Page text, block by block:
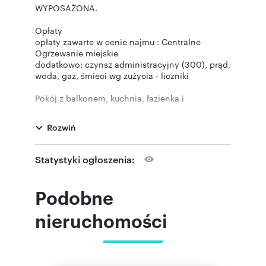
WYPOSAŻONA.
Opłaty
opłaty zawarte w cenie najmu : Centralne
Ogrzewanie miejskie
dodatkowo: czynsz administracyjny (300), prąd,
woda, gaz, śmieci wg zużycia - liczniki
Pokój z balkonem, kuchnia, łazienka i
Ogrzewanie miejskie w cenie najmu.
Czynsz w cenie najmu.
Dodatkowo płatne media: woda, prąd i gaz
zgodnie ze wskazaniem liczników.
osiedlu w pobliżu sklepy, apteka, basen,
Rozwiń
Statystyki ogłoszenia:
Podobne
nieruchomości